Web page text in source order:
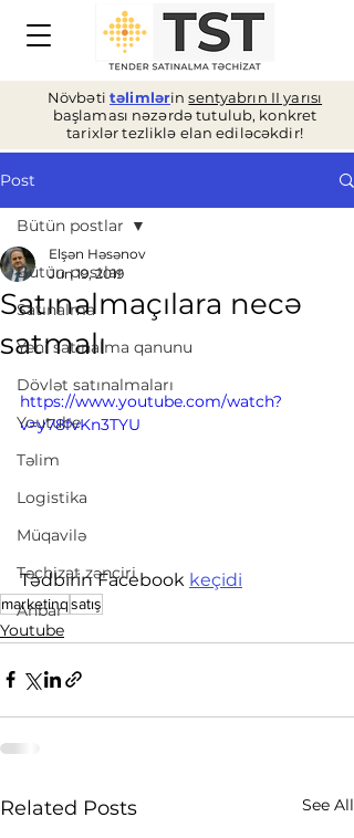
Növbəti təlimlərinsentyabrın II yarısı
başlaması nəzərdə tutulub, konkret
tarixlər tezliklə elan ediləcəkdir!
Post
Bütün postlar
Satınalma
Yeni satınalma qanunu
Dövlət satınalmaları
Youtube
Təlim
Logistika
Müqavilə
Təchizat zənciri
Anbar
Bütün postlar
Satınalmaçılara necə
satmalı
Elşən Həsənov
Jun 19, 2019
https://www.youtube.com/watch?
v=y78fvKn3TYU
Tədbirin Facebook keçidi
marketinqsatış
Youtube
Related Posts See All